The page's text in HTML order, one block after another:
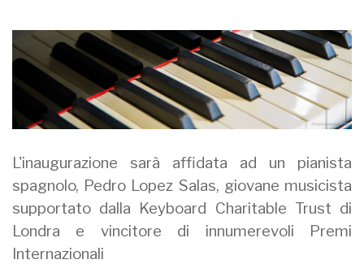
L'inaugurazione sarà affidata ad un pianista
spagnolo, Pedro Lopez Salas, giovane musicista
supportato dalla Keyboard Charitable Trust di
Londra e vincitore di innumerevoli Premi
Internazionali